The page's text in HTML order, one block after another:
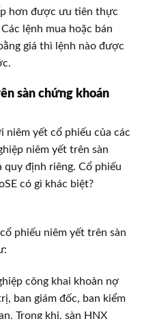
hơn được ưu tiên thực
Các lệnh mua hoặc bán
giá thì lệnh nào được
sàn chứng khoán
niêm yết cổ phiếu của các
niêm yết trên sàn
quy định riêng. Cổ phiếu
có gì khác biệt?
phiếu niêm yết trên sàn
công khai khoản nợ
ban giám đốc, ban kiểm
Trong khi, sàn HNX